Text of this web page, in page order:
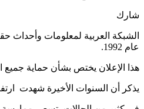
شارك
الشبكة العربية لمعلومات وأحداث
عام 1992.
هذا الإعلان يختص بشأن حماية
يذكر أن السنوات الأخيرة شهدت